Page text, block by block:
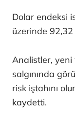
Dolar endeksi
üzerinde
Analistler,
salgınında
risk iştahını
kaydetti.